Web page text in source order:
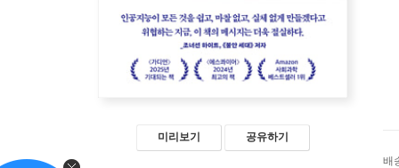
미리보기 공유하기
배